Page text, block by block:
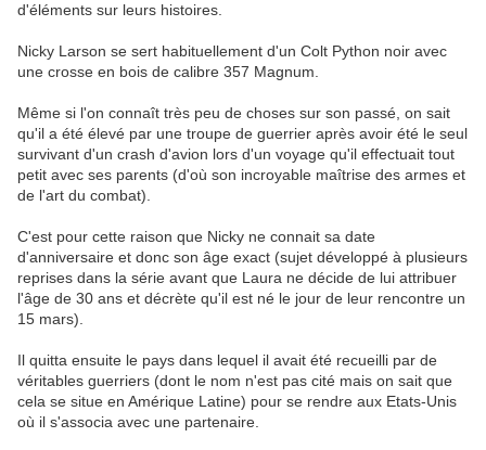
d'éléments sur leurs histoires.
Nicky Larson se sert habituellement d'un Colt Python noir avec
une crosse en bois de calibre 357 Magnum.
Même si l'on connaît très peu de choses sur son passé, on sait
qu'il a été élevé par une troupe de guerrier après avoir été le seul
survivant d'un crash d'avion lors d'un voyage qu'il effectuait tout
petit avec ses parents (d'où son incroyable maîtrise des armes et
de l'art du combat).
C'est pour cette raison que Nicky ne connait sa date
d'anniversaire et donc son âge exact (sujet développé à plusieurs
reprises dans la série avant que Laura ne décide de lui attribuer
l'âge de 30 ans et décrète qu'il est né le jour de leur rencontre un
15 mars).
Il quitta ensuite le pays dans lequel il avait été recueilli par de
véritables guerriers (dont le nom n'est pas cité mais on sait que
cela se situe en Amérique Latine) pour se rendre aux Etats-Unis
où il s'associa avec une partenaire.